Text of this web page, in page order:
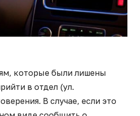
которые были лишены
в отдел (ул.
В случае, если это